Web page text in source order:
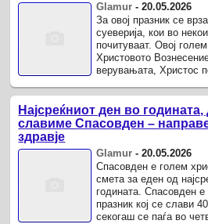
Glamur -20.05.2026
За овој празник се
суеверија, кои во
почитуваат. Овој
Христовото
верувањата, Христос
Најсреќниот ден во годината,
славиме Спасовден –
здравје
Glamur -20.05.2026
Спасовден е голем
смета за еден од
годината. Спасовден
празник кој се слави
секогаш се паѓа во